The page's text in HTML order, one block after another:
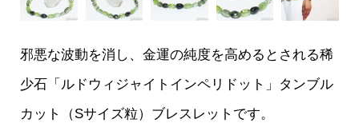
邪悪な波動を消し、金運の純度を高めるとされる稀
少石「ルドウィジャイトインペリドット」タンブル
カット（Sサイズ粒）ブレスレットです。